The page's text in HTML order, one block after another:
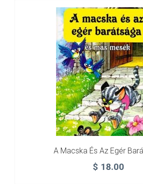
A Macska És Az Egér
$ 18.00